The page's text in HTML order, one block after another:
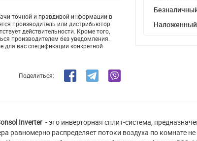
точной и правдивой информации в
производитель или дистрибьютор
действительности. Кроме того,
производителем без уведомления.
вас спецификации конкретной
Поделиться:
Inverter - это инверторная сплит-система,
равномерно распределяет потоки воздуха по комнате